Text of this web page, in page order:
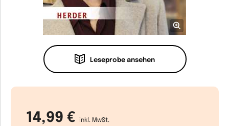
Leseprobe ansehen
14,99 € inkl. MwSt.